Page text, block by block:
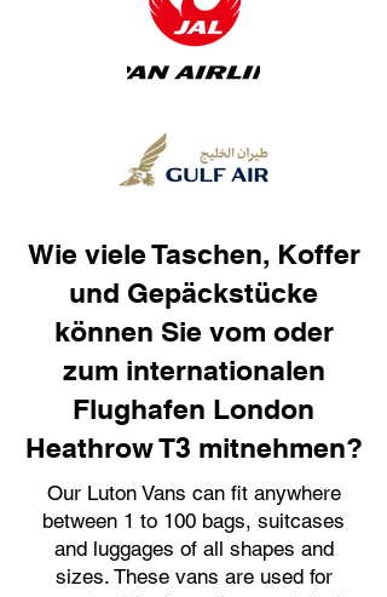
Wie viele Taschen, Koffer
und Gepäckstücke
können Sie vom oder
zum internationalen
Flughafen London
Heathrow T3 mitnehmen?
Our Luton Vans can fit anywhere
between 1 to 100 bags, suitcases
and luggages of all shapes and
sizes. These vans are used for